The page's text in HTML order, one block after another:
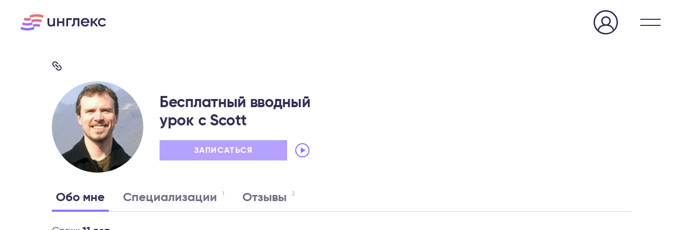
Бесплатный вводный
урок c Scott
ЗАПИСАТЬСЯ
Audio
Player
Обо мне Специализации 1 Отзывы 2